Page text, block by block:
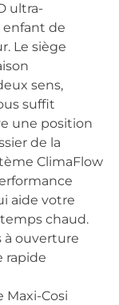
ultra-
de
Le siège
sens,
suffit
une position
de la
ClimaFlow
aide votre
chaud.
à ouverture
rapide
Maxi-Cosi